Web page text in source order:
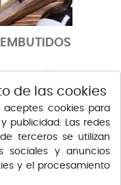
las bandejas
el teléfono
816.
de las cookies
cookies para
publicidad. Las redes
terceros se utilizan
sociales y anuncios
y el procesamiento